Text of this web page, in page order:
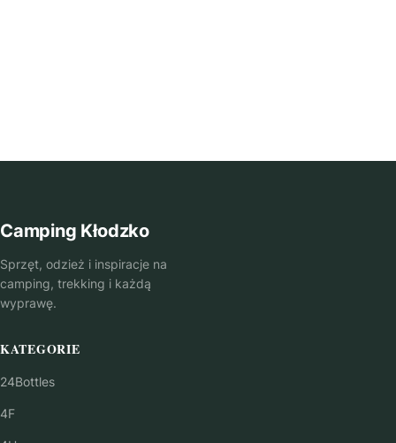
Camping Kłodzko
Sprzęt, odzież i inspiracje na
camping, trekking i każdą
wyprawę.
KATEGORIE
24Bottles
4F